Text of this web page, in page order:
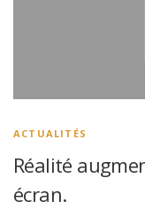
ACTUALITÉS
Réalité
écran.